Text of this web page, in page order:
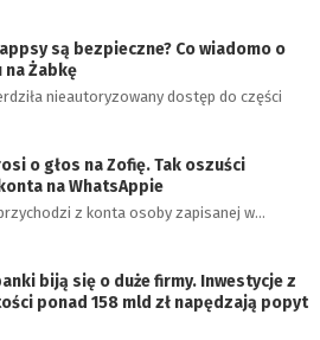
są bezpieczne? Co wiadomo o
Żabkę
nieautoryzowany dostęp do części
o głos na Zofię. Tak oszuści
na WhatsAppie
z konta osoby zapisanej w…
biją się o duże firmy. Inwestycje z
ponad 158 mld zł napędzają popyt